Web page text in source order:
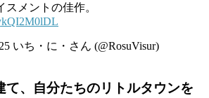
スメントの佳作。
いち・に・さん (@RosuVisur)
て、自分たちのリトルタウンを